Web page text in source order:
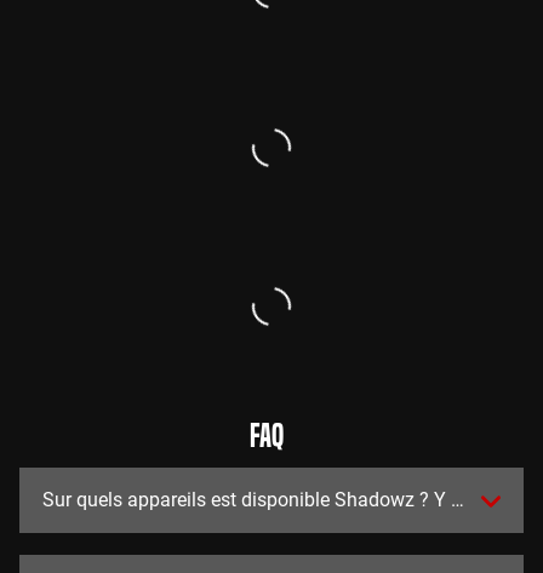
FAQ
Sur quels appareils est disponible Shadowz ? Y a t-il des